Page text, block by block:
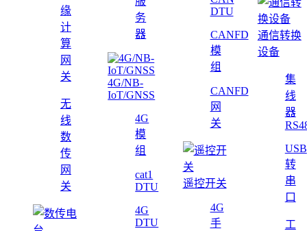
缘
计
算
网
关
无
线
数
传
网
关
务
器
4G/NB-
IoT/GNSS
4G
模
组
cat1
DTU
4G
DTU
DTU
CANFD
模
组
CANFD
网
关
遥控开关
4G
手
通信转换
设备
集
线
器
USB
转
串
口
工